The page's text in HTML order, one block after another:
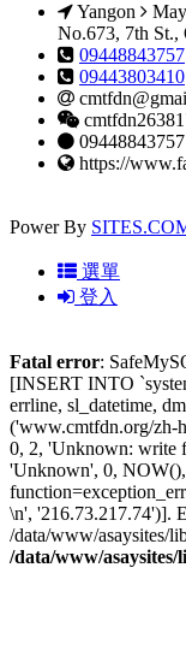
Yangon
No.673, 7th St.,
09448843757
09443803410
https://
Power By
選單
登入
Fatal error:
[INSERT INTO
errline, sl_datetime,
('www.cmtfdn.org/zh-
0, 2, 'Unknown: write
'Unknown', 0,
\n', '216.73.217.74')].
/data/www/asaysites/
/data/www/asaysites/